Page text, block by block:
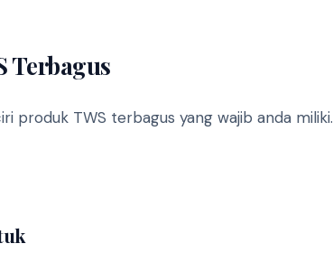
Terbagus
produk TWS terbagus yang wajib anda miliki.